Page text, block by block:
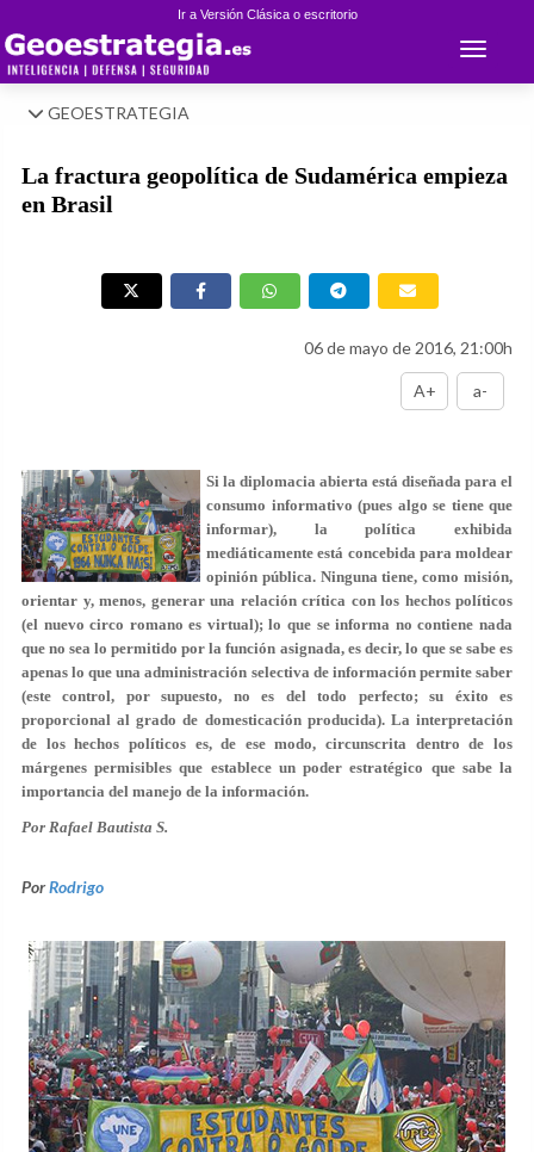
Ir a Versión Clásica o escritorio
Toggle
GEOESTRATEGIA
La fractura geopolítica de Sudamérica empieza
en Brasil
06 de mayo de 2016, 21:00h
A+ a-
Si la diplomacia abierta está diseñada para el
consumo informativo (pues algo se tiene que
informar), la política exhibida
mediáticamente está concebida para moldear
opinión pública. Ninguna tiene, como misión,
orientar y, menos, generar una relación crítica con los hechos políticos
(el nuevo circo romano es virtual); lo que se informa no contiene nada
que no sea lo permitido por la función asignada, es decir, lo que se sabe es
apenas lo que una administración selectiva de información permite saber
(este control, por supuesto, no es del todo perfecto; su éxito es
proporcional al grado de domesticación producida). La interpretación
de los hechos políticos es, de ese modo, circunscrita dentro de los
márgenes permisibles que establece un poder estratégico que sabe la
importancia del manejo de la información.
Por Rafael Bautista S.
PorRodrigo